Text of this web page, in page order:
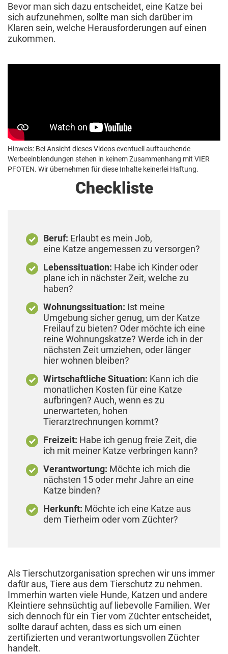
Bevor man sich dazu entscheidet, eine Katze bei
sich aufzunehmen, sollte man sich darüber im
Klaren sein, welche Herausforderungen auf einen
zukommen.
Hinweis: Bei Ansicht dieses Videos eventuell auftauchende
Werbeeinblendungen stehen in keinem Zusammenhang mit VIER
PFOTEN. Wir übernehmen für diese Inhalte keinerlei Haftung.
Checkliste
Beruf: Erlaubt es mein Job,
eine Katze angemessen zu versorgen?
Lebenssituation: Habe ich Kinder oder
plane ich in nächster Zeit, welche zu
haben?
Wohnungssituation: Ist meine
Umgebung sicher genug, um der Katze
Freilauf zu bieten? Oder möchte ich eine
reine Wohnungskatze? Werde ich in der
nächsten Zeit umziehen, oder länger
hier wohnen bleiben?
Wirtschaftliche Situation: Kann ich die
monatlichen Kosten für eine Katze
aufbringen? Auch, wenn es zu
unerwarteten, hohen
Tierarztrechnungen kommt?
Freizeit: Habe ich genug freie Zeit, die
ich mit meiner Katze verbringen kann?
Verantwortung: Möchte ich mich die
nächsten 15 oder mehr Jahre an eine
Katze binden?
Herkunft: Möchte ich eine Katze aus
dem Tierheim oder vom Züchter?
Als Tierschutzorganisation sprechen wir uns immer
dafür aus, Tiere aus dem Tierschutz zu nehmen.
Immerhin warten viele Hunde, Katzen und andere
Kleintiere sehnsüchtig auf liebevolle Familien. Wer
sich dennoch für ein Tier vom Züchter entscheidet,
sollte darauf achten, dass es sich um einen
zertifizierten und verantwortungsvollen Züchter
handelt.